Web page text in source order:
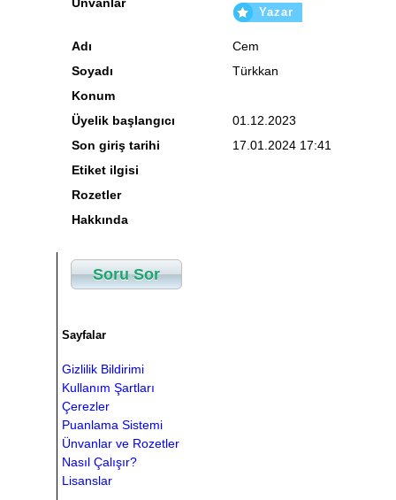
Yazar
Adı
Cem
Soyadı
Türkkan
Konum
Üyelik başlangıcı
01.12.2023
Son giriş tarihi
17.01.2024 17:41
Etiket ilgisi
Rozetler
Hakkında
Soru Sor
Sayfalar
Gizlilik Bildirimi
Kullanım Şartları
Çerezler
Puanlama Sistemi
Ünvanlar ve Rozetler
Nasıl Çalışır?
Lisanslar